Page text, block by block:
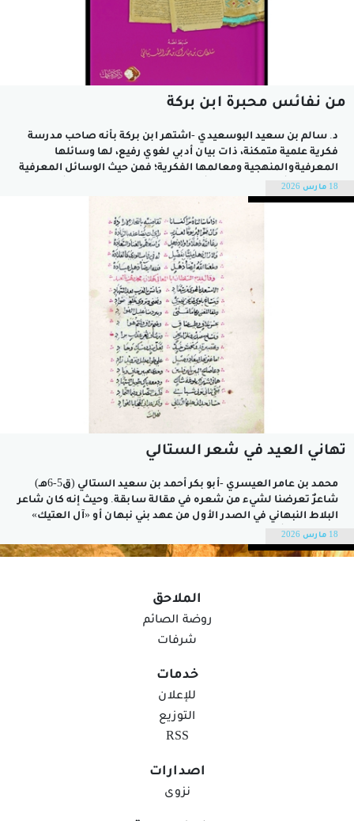
من نفائس محبرة ابن بركة
د. سالم بن سعيد البوسعيدي -اشتهر ابن بركة بأنه صاحب مدرسة
فكرية علمية متمكنة، ذات بيان أدبي لغوي رفيع، لها وسائلها
المعرفيةوالمنهجية ومعالمها الفكرية؛ فمن حيث الوسائل المعرفية
تعتمد على أصول الفقه في تأصيل الأحكام، وابن بركة لعله أول من
ألّف في أصول الفقه من أهل عُمان، لذلك نجد أن...
18 مارس 2026
تهاني العيد في شعر الستالي
محمد بن عامر العيسري -أبو بكر أحمد بن سعيد الستالي (ق5-6هـ)
شاعرٌ تعرضنا لشيء من شعره في مقالة سابقة. وحيث إنه كان شاعر
البلاط النبهاني في الصدر الأول من عهد بني نبهان أو «آل العتيك»
كما يحلو له أن ينسبهم في كثير من قصائده، فإن شعره يغلب عليه
غرض المديح،...
18 مارس 2026
السياحة الجيولوجية في سلطنة عُمان
الملاحق
روضة الصائم
شرفات
خدمات
للإعلان
التوزيع
RSS
اصدارات
نزوى